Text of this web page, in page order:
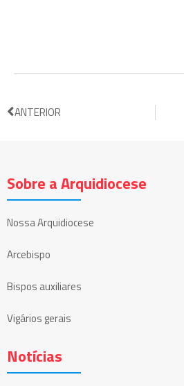
ANTERIOR
Sobre a Arquidiocese
Nossa Arquidiocese
Arcebispo
Bispos auxiliares
Vigários gerais
Notícias